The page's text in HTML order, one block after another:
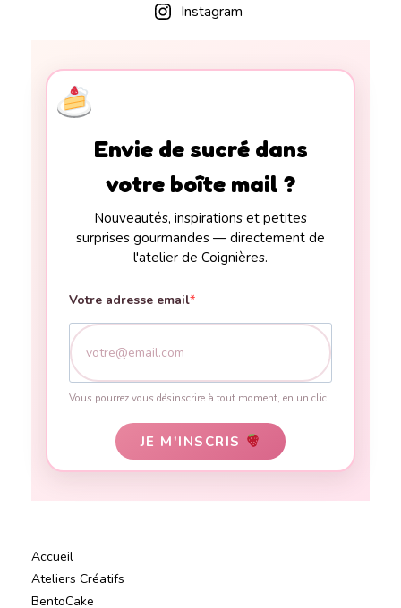
Instagram
Envie de sucré dans
votre boîte mail ?
Nouveautés, inspirations et petites
surprises gourmandes — directement de
l'atelier de Coignières.
Votre adresse email
Vous pourrez vous désinscrire à tout moment, en un clic.
JE M'INSCRIS
Accueil
Ateliers Créatifs
BentoCake